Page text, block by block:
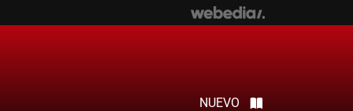
NUEVO